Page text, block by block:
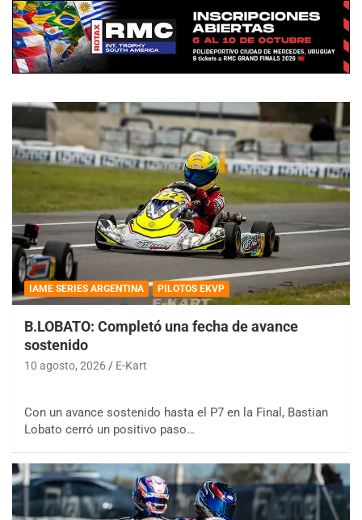
IAME SERIES ARGENTINA PILOTOS EKVP
B.LOBATO: Completó una fecha de avance
sostenido
10 agosto, 2026 E-Kart
Con un avance sostenido hasta el P7 en la Final, Bastian
Lobato cerró un positivo paso…